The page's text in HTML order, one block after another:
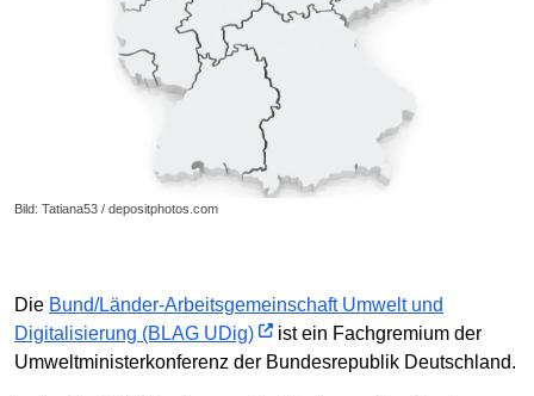
Bild: Tatiana53 / depositphotos.com
Die Bund/Länder-Arbeitsgemeinschaft Umwelt und
Digitalisierung (BLAG UDig)
ist ein Fachgremium der
Umweltministerkonferenz der Bundesrepublik Deutschland.